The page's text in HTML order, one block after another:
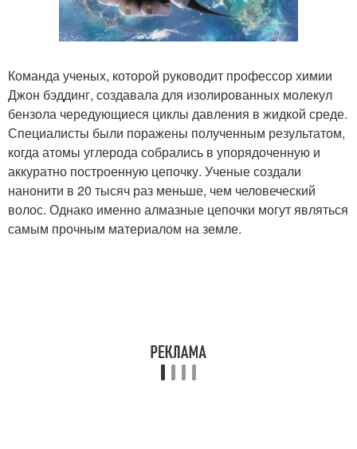
Команда ученых, которой руководит профессор химии
Джон бэддинг, создавала для изолированных молекул
бензола чередующиеся циклы давления в жидкой среде.
Специалисты были поражены полученным результатом,
когда атомы углерода собрались в упорядоченную и
аккуратно построенную цепочку. Ученые создали
нанонити в 20 тысяч раз меньше, чем человеческий
волос. Однако именно алмазные цепочки могут являться
самым прочным материалом на земле.